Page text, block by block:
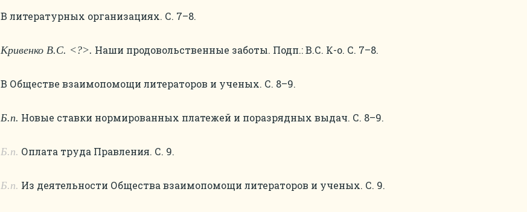
В литературных организациях. С. 7–8.
Кривенко В.С. <?>. Наши продовольственные заботы. Подп.: В.С. К-о. С. 7–8.
В Обществе взаимопомощи литераторов и ученых. С. 8–9.
Б.п. Новые ставки нормированных платежей и поразрядных выдач. С. 8–9.
Б.п. Оплата труда Правления. С. 9.
Б.п. Из деятельности Общества взаимопомощи литераторов и ученых. С. 9.